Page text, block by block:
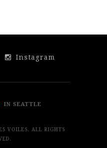
Instagram
IN SEATTLE
VOILES. ALL RIGHTS